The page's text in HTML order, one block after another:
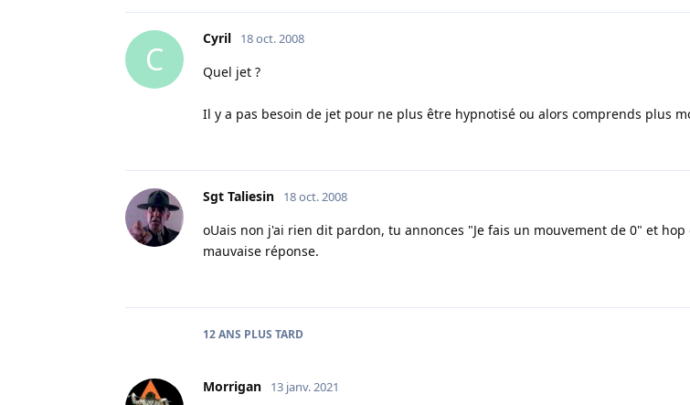
C
Cyril 18 oct. 2008
Quel jet ?
Il y a pas besoin de jet pour ne plus être hypnotisé ou alors comprends plus
Sgt Taliesin 18 oct. 2008
oUais non j'ai rien dit pardon, tu annonces "Je fais un mouvement de 0" et hop
mauvaise réponse.
12 ANS PLUS TARD
Morrigan 13 janv. 2021